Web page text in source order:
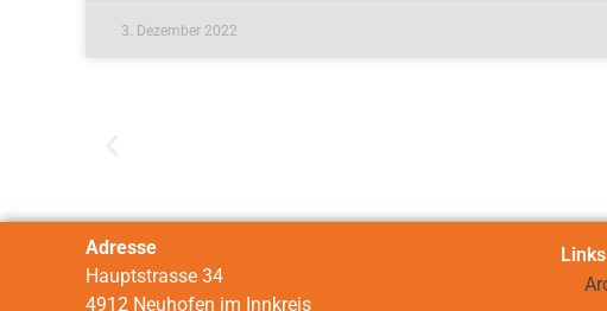
3. Dezember 2022
Adresse
Hauptstrasse 34
4912 Neuhofen im Innkreis
Links